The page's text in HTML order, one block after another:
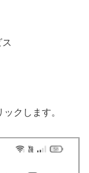
クします。